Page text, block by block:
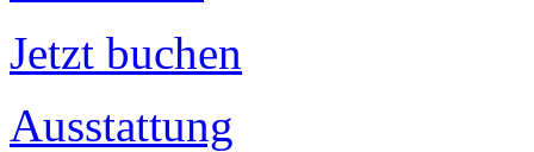
Jetzt buchen
Ausstattung